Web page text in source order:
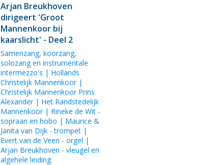
Arjan Breukhoven
dirigeert 'Groot
Mannenkoor bij
kaarslicht' - Deel 2
Samenzang, koorzang,
solozang en instrumentale
intermezzo's | Hollands
Christelijk Mannenkoor |
Christelijk Mannenkoor Prins
Alexander | Het Randstedelijk
Mannenkoor | Rineke de Wit -
sopraan en hobo | Maurice &
Janita van Dijk - trompet |
Evert van de Veen - orgel |
Arjan Breukhoven - vleugel en
algehele leiding.